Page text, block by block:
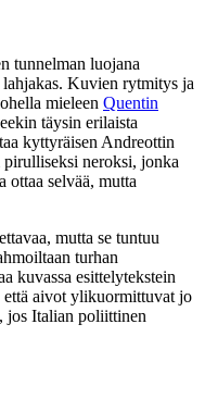
tunnelman luojana
lahjakas. Kuvien rytmitys ja
ohella mieleen Quentin
täysin erilaista
kyttyräisen Andreottin
neroksi, jonka
ottaa selvää, mutta
mutta se tuntuu
turhan
kuvassa esittelytekstein
aivot ylikuormittuvat jo
jos Italian poliittinen